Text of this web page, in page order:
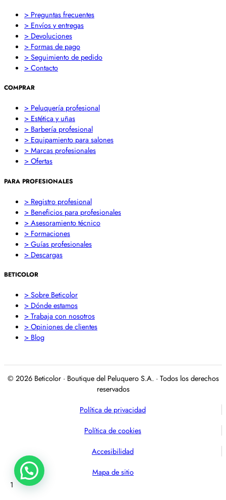
> Preguntas frecuentes
> Envíos y entregas
> Devoluciones
> Formas de pago
> Seguimiento de pedido
> Contacto
COMPRAR
> Peluquería profesional
> Estética y uñas
> Barbería profesional
> Equipamiento para salones
> Marcas profesionales
> Ofertas
PARA PROFESIONALES
> Registro profesional
> Beneficios para profesionales
> Asesoramiento técnico
> Formaciones
> Guías profesionales
> Descargas
BETICOLOR
> Sobre Beticolor
> Dónde estamos
> Trabaja con nosotros
> Opiniones de clientes
> Blog
© 2026 Beticolor · Boutique del Peluquero S.A. · Todos los derechos
reservados
Política de privacidad
Política de cookies
Accesibilidad
Mapa de sitio
1